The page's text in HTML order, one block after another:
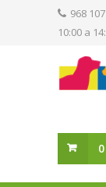
968
10:00 a